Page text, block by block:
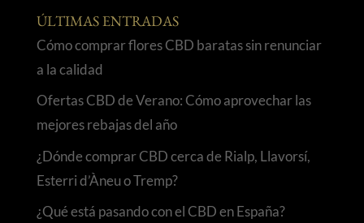
ÚLTIMAS ENTRADAS
Cómo comprar flores CBD baratas sin renunciar
a la calidad
Ofertas CBD de Verano: Cómo aprovechar las
mejores rebajas del año
¿Dónde comprar CBD cerca de Rialp, Llavorsí,
Esterri d’Àneu o Tremp?
¿Qué está pasando con el CBD en España?